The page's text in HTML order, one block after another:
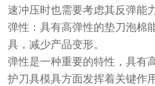
速冲压时也需要考虑其反弹能力
弹性：具有高弹性的垫刀泡棉
具，减少产品变形。
弹性是一种重要的特性，具有
护刀具模具方面发挥着关键作